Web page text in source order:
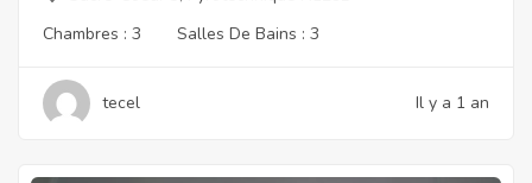
Chambres : 3 Salles De Bains : 3
tecel Il y a 1 an